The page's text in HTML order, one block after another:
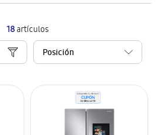
18artículos